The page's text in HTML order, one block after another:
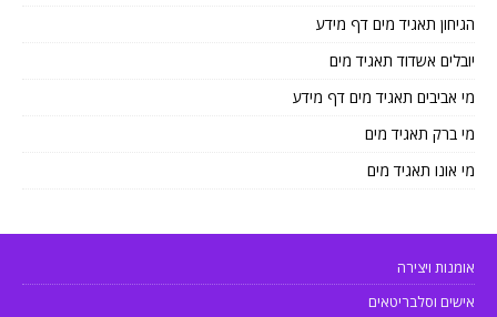
הגיחון תאגיד מים דף מידע
יובלים אשדוד תאגיד מים
מי אביבים תאגיד מים דף מידע
מי ברק תאגיד מים
מי אונו תאגיד מים
אומנות ויצירה
אישים וסלבריטאים